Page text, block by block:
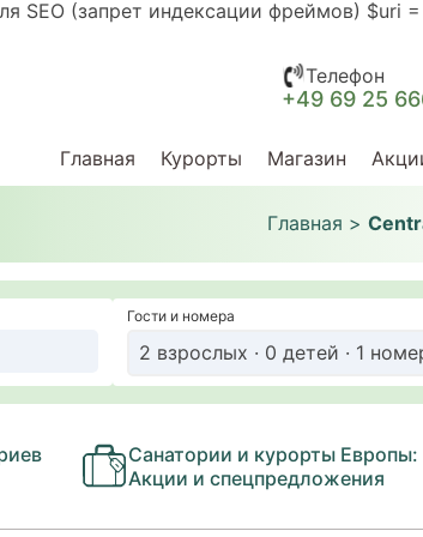
SEO (запрет индексации фреймов) $uri
Телефон
+49 69 25
Главная Курорты Магазин
Главная >
Гости и номера
2 взрослых · 0 детей · 1
Санатории и курорты Европы:
Акции и спецпредложения